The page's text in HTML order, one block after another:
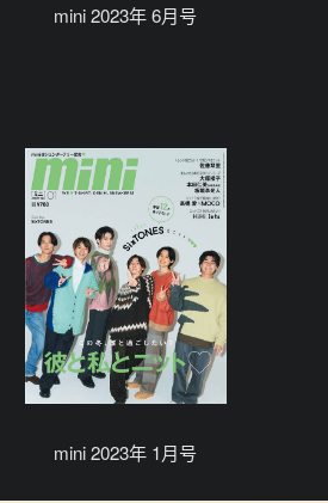
mini 2023年 6月号
mini 2023年 1月号